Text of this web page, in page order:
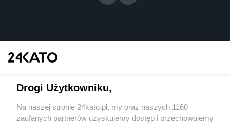
Wydawca mediów lokalnych
Drogi Użytkowniku,
Na naszej stronie 24kato.pl, my oraz naszych 1160
zaufanych partnerów uzyskujemy dostęp i przechowujemy